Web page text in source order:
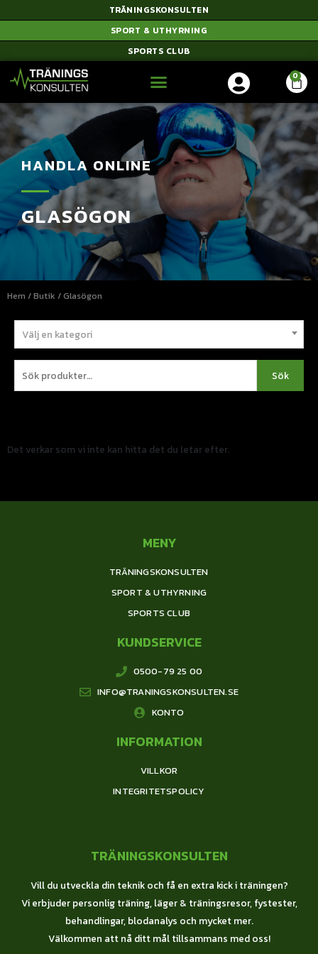
TRÄNINGSKONSULTEN
SPORT & UTHYRNING
SPORTS CLUB
HANDLA ONLINE
GLASÖGON
Hem /Butik / Glasögon
Välj en kategori
Sök
Det verkar som vi inte kan hitta det du letar efter.
MENY
TRÄNINGSKONSULTEN
SPORT & UTHYRNING
SPORTS CLUB
KUNDSERVICE
0500-79 25 00
INFO@TRANINGSKONSULTEN.SE
KONTO
INFORMATION
VILLKOR
INTEGRITETSPOLICY
TRÄNINGSKONSULTEN
Vill du utveckla din teknik och få en extra kick i träningen?
Vi erbjuder personlig träning, läger & träningsresor, fystester,
behandlingar, blodanalys och mycket mer.
Välkommen att nå ditt mål tillsammans med oss!